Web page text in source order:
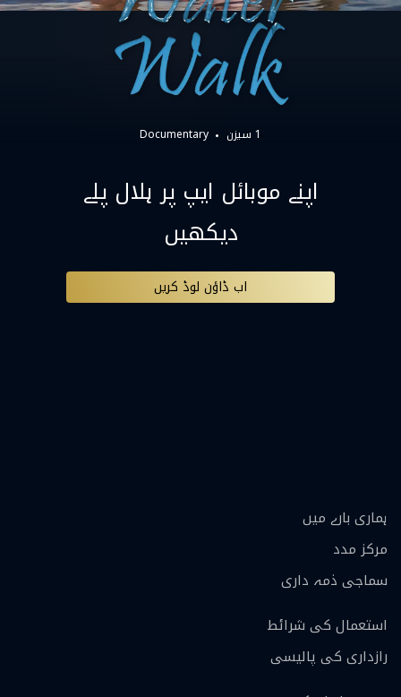
1 سیزن Documentary
اپنے موبائل ایپ پر ہلال پلے
دیکھیں
اب ڈاؤن لوڈ کریں
ہماری بارے ميں
مرکز مدد
سماجی ذمہ داری
استعمال کی شرائط
رازداری کی پالیسی